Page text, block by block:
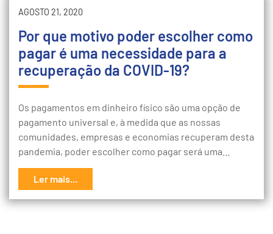
AGOSTO 21, 2020
Por que motivo poder escolher como
pagar é uma necessidade para a
recuperação da COVID-19?
Os pagamentos em dinheiro físico são uma opção de
pagamento universal e, à medida que as nossas
comunidades, empresas e economias recuperam desta
pandemia, poder escolher como pagar será uma…
Ler mais...